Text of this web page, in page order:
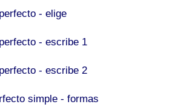
- elige
- escribe 1
- escribe 2
simple - formas